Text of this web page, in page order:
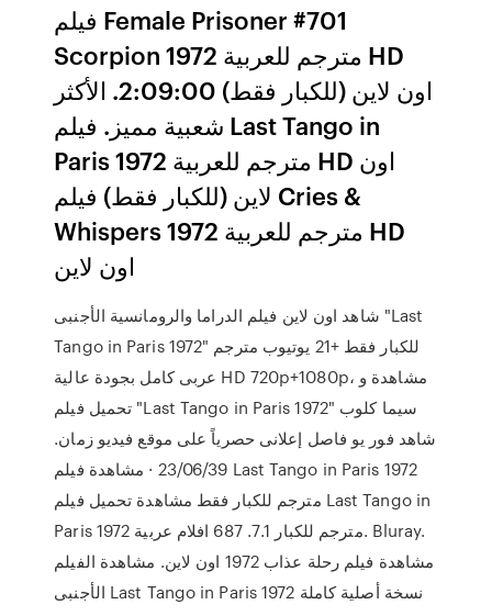
فيلم Female Prisoner #701
Scorpion 1972 مترجم للعربية HD
اون لاين (للكبار فقط) 2:09:00. الأكثر
شعبية مميز. فيلم Last Tango in
Paris 1972 مترجم للعربية HD اون
لاين (للكبار فقط) فيلم Cries &
Whispers 1972 مترجم للعربية HD
اون لاين
شاهد اون لاين فيلم الدراما والرومانسية الأجنبى "Last
Tango in Paris 1972" للكبار فقط +21 يوتيوب مترجم
عربى كامل بجودة عالية HD 720p+1080p، مشاهدة و
تحميل فيلم "Last Tango in Paris 1972" سيما كلوب
شاهد فور يو فاصل إعلانى حصرياً على موقع فيديو زمان.
23/06/39 · مشاهدة فيلم Last Tango in Paris 1972
مترجم للكبار فقط مشاهدة تحميل فيلم Last Tango in
Paris 1972 مترجم للكبار 7.1. 687 افلام عربية. Bluray.
مشاهدة فيلم رحلة عذاب 1972 اون لاين. مشاهدة الفيلم
الأجنبى Last Tango in Paris 1972 نسخة أصلية كاملة